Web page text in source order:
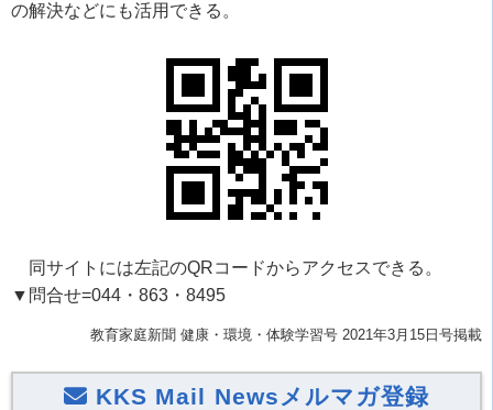
の解決などにも活用できる。
同サイトには左記のQRコードからアクセスできる。
▼問合せ=044・863・8495
教育家庭新聞 健康・環境・体験学習号 2021年3月15日号掲載
KKS Mail Newsメルマガ登録